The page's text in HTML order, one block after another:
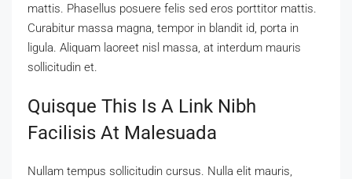
mattis. Phasellus posuere felis sed eros porttitor mattis.
Curabitur massa magna, tempor in blandit id, porta in
ligula. Aliquam laoreet nisl massa, at interdum mauris
sollicitudin et.
Quisque This Is A Link Nibh
Facilisis At Malesuada
Nullam tempus sollicitudin cursus. Nulla elit mauris,